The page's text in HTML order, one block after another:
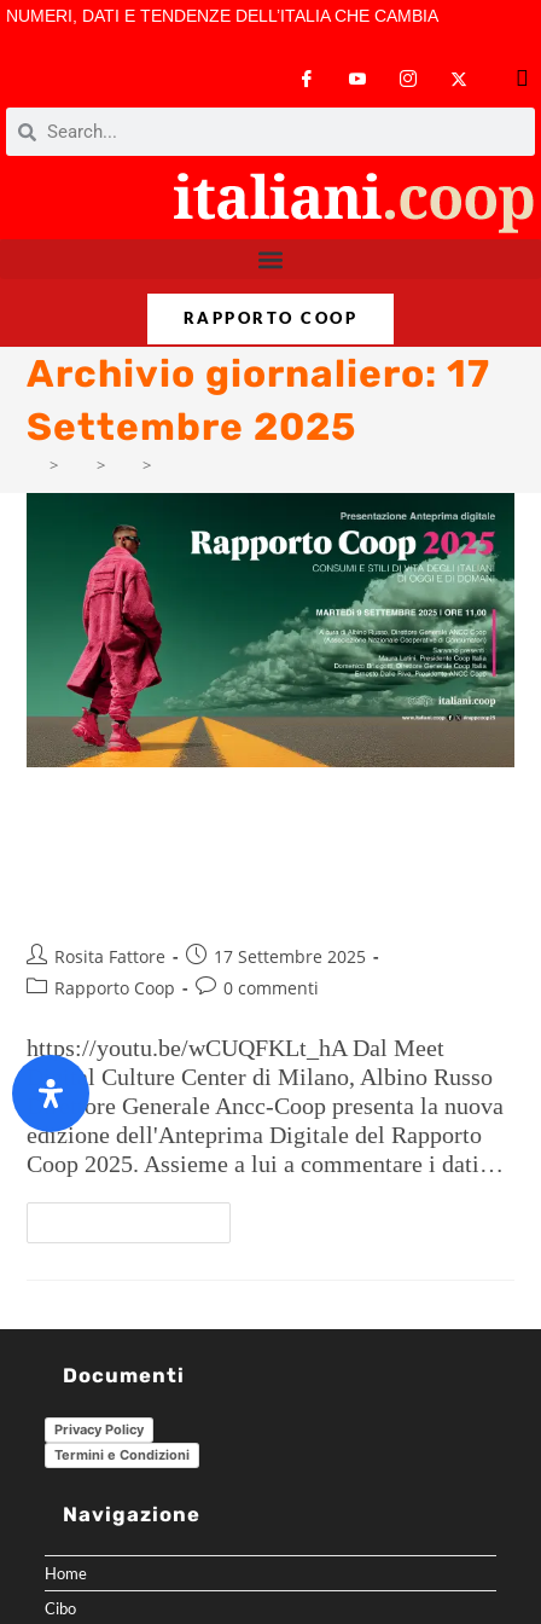
NUMERI, DATI E TENDENZE DELL’ITALIA CHE CAMBIA
RAPPORTO COOP
Archivio giornaliero: 17
Settembre 2025
> > >
Rosita Fattore
17 Settembre 2025
Rapporto Coop
0 commenti
https://youtu.be/wCUQFKLt_hA Dal Meet
Digital Culture Center di Milano, Albino Russo
Direttore Generale Ancc-Coop presenta la nuova
edizione dell'Anteprima Digitale del Rapporto
Coop 2025. Assieme a lui a commentare i dati…
Documenti
Privacy Policy
Termini e Condizioni
Navigazione
Home
Cibo